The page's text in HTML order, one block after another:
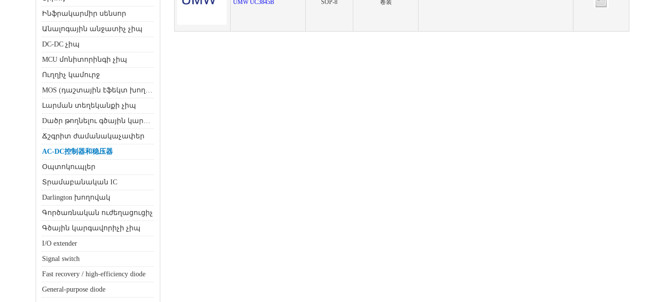
Ինֆրակարմիր սենսոր
Անալոգային անջատիչ չիպ
DC-DC չիպ
MCU մոնիտորինգի չիպ
Ուղղիչ կամուրջ
MOS (դաշտային էֆեկտ խողովակ)
Լարման տեղեկանքի չիպ
Dածր թողնելու գծային կարգավորիչ (LDO)
Ճշգրիտ ժամանակաչափեր
AC-DC控制器和稳压器
Օպտոկուպլեր
Տրամաբանական IC
Darlington խողովակ
Գործառնական ուժեղացուցիչ
Գծային կարգավորիչի չիպ
I/O extender
Signal switch
Fast recovery / high-efficiency diode
General-purpose diode
UMW UC3845B SOP-8 卷装